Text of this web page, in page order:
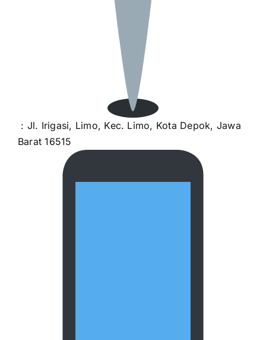
: Jl. Irigasi, Limo, Kec. Limo, Kota Depok, Jawa
Barat 16515